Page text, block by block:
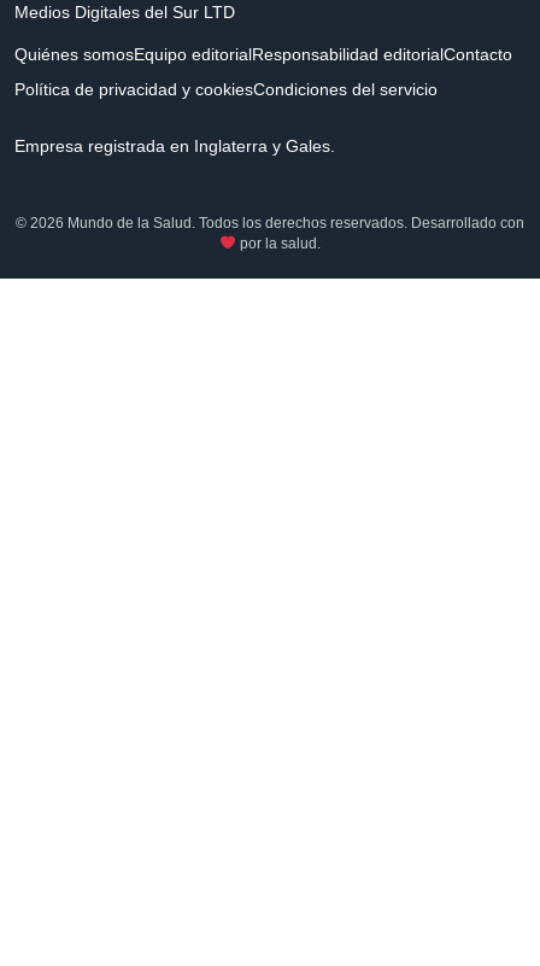
Medios Digitales del Sur LTD
Quiénes somosEquipo editorialResponsabilidad editorialContacto
Política de privacidad y cookiesCondiciones del servicio
Empresa registrada en Inglaterra y Gales.
© 2026 Mundo de la Salud. Todos los derechos reservados. Desarrollado con
por la salud.